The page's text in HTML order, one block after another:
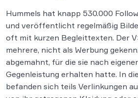
Hummels hat knapp 530.000
und veröffentlicht regelmäßig
oft mit kurzen Begleittexten. Der
mehrere, nicht als Werbung
abgemahnt, für die sie nach
Gegenleistung erhalten hatte. In
befanden sich teils Verlinkungen